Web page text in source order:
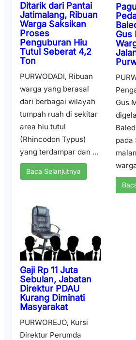
Ditarik dari Pantai
Jatimalang, Ribuan
Warga Saksikan
Proses
Penguburan Hiu
Tutul Seberat 4,2
Ton
PURWODADI, Ribuan
warga yang berasal
dari berbagai wilayah
tumpah ruah di sekitar
area hiu tutul
(Rhincodon Typus)
yang terdampar dan ...
Baca Selanjutnya
Gus
Gus
pada
Gaji Rp 11 Juta
Sebulan, Jabatan
Direktur PDAU
Kurang Diminati
Masyarakat
PURWOREJO, Kursi
Direktur Perumda